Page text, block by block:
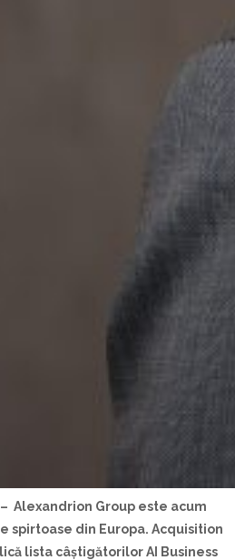
Alexandrion Group este acum
spirtoase din Europa. Acquisition
lista câștigătorilor AI Business